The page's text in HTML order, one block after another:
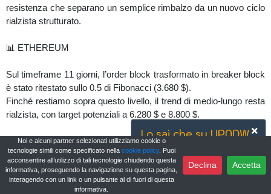
resistenza che separano un semplice rimbalzo da un nuovo ciclo
rialzista strutturato.
📊 ETHEREUM
Sul timeframe 11 giorni, l’order block trasformato in breaker block
è stato ritestato sullo 0.5 di Fibonacci (3.680 $).
Finché restiamo sopra questo livello, il trend di medio-lungo resta
rialzista, con target potenziali a 6.280 $ e 8.800 $.
Sul grafico daily, il minimo del 10 ottobre potrebbe rappresentare
la partenza di un T+3 o T+4 indice.
Lato inverso siamo a 62 barre di T+3 inverso, quindi vicini alla
Lo sai che su UPNDW...
è disponibile una chat globale
dove interagire con gli altri
trader?
Noi e alcuni partner selezionati utilizziamo cookie o
tecnologie simili come specificato nella cookie policy. Puoi
acconsentire all’utilizzo di tali tecnologie chiudendo questa
informativa, proseguendo la navigazione su questa pagina,
interagendo con un link o un pulsante al di fuori di questa
informativa.
Declina Accetta